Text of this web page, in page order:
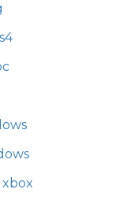
xbox